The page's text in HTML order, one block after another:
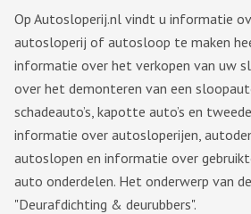
Op Autosloperij.nl vindt u informatie
autosloperij of autosloop te maken
informatie over het verkopen van uw
over het demonteren van een
schadeauto’s, kapotte auto’s en
informatie over autosloperijen,
autoslopen en informatie over
auto onderdelen. Het onderwerp van
"Deurafdichting & deurubbers".